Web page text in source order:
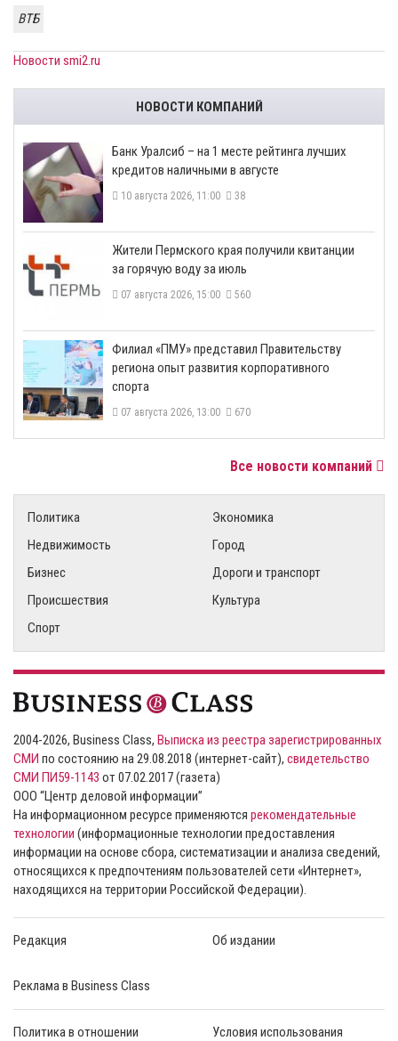
ВТБ
Новости smi2.ru
НОВОСТИ КОМПАНИЙ
Банк Уралсиб – на 1 месте рейтинга лучших
кредитов наличными в августе
10 августа 2026, 11:00 38
​Жители Пермского края получили квитанции
за горячую воду за июль
07 августа 2026, 15:00 560
​Филиал «ПМУ» представил Правительству
региона опыт развития корпоративного
спорта
07 августа 2026, 13:00 670
Все новости компаний
Политика
Экономика
Недвижимость
Город
Бизнес
Дороги и транспорт
Происшествия
Культура
Спорт
2004-2026, Business Class, Выписка из реестра зарегистрированных
СМИ по состоянию на 29.08.2018 (интернет-сайт), свидетельство
СМИ ПИ59-1143 от 07.02.2017 (газета)
ООО “Центр деловой информации”
На информационном ресурсе применяются рекомендательные
технологии (информационные технологии предоставления
информации на основе сбора, систематизации и анализа сведений,
относящихся к предпочтениям пользователей сети «Интернет»,
находящихся на территории Российской Федерации).
Редакция Об издании
Реклама в Business Class
Политика в отношении Условия использования